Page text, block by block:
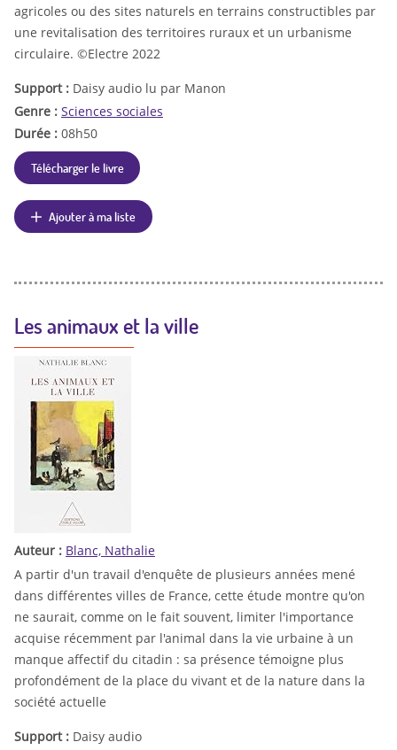
agricoles ou des sites naturels en terrains constructibles par
une revitalisation des territoires ruraux et un urbanisme
circulaire. ©Electre 2022
Support : Daisy audio lu par Manon
Genre : Sciences sociales
Durée : 08h50
Télécharger le livre
Ajouter à ma liste
Les animaux et la ville
Auteur : Blanc, Nathalie
A partir d'un travail d'enquête de plusieurs années mené
dans différentes villes de France, cette étude montre qu'on
ne saurait, comme on le fait souvent, limiter l'importance
acquise récemment par l'animal dans la vie urbaine à un
manque affectif du citadin : sa présence témoigne plus
profondément de la place du vivant et de la nature dans la
société actuelle
Support : Daisy audio